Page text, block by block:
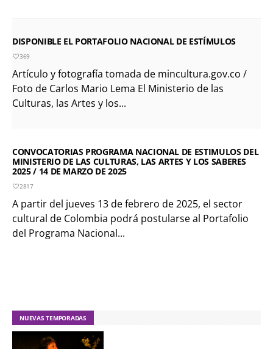
DISPONIBLE EL PORTAFOLIO NACIONAL DE ESTÍMULOS
369
Artículo y fotografía tomada de mincultura.gov.co /
Foto de Carlos Mario Lema El Ministerio de las
Culturas, las Artes y los...
CONVOCATORIAS PROGRAMA NACIONAL DE ESTIMULOS DEL
MINISTERIO DE LAS CULTURAS, LAS ARTES Y LOS SABERES
2025 / 14 DE MARZO DE 2025
2817
A partir del jueves 13 de febrero de 2025, el sector
cultural de Colombia podrá postularse al Portafolio
del Programa Nacional...
NUEVAS TEMPORADAS